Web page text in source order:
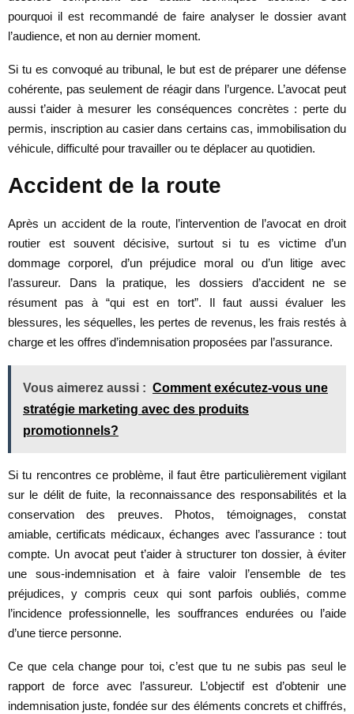
pourquoi il est recommandé de faire analyser le dossier avant
l’audience, et non au dernier moment.
Si tu es convoqué au tribunal, le but est de préparer une défense
cohérente, pas seulement de réagir dans l’urgence. L’avocat peut
aussi t’aider à mesurer les conséquences concrètes : perte du
permis, inscription au casier dans certains cas, immobilisation du
véhicule, difficulté pour travailler ou te déplacer au quotidien.
Accident de la route
Après un accident de la route, l’intervention de l’avocat en droit
routier est souvent décisive, surtout si tu es victime d’un
dommage corporel, d’un préjudice moral ou d’un litige avec
l’assureur. Dans la pratique, les dossiers d’accident ne se
résument pas à “qui est en tort”. Il faut aussi évaluer les
blessures, les séquelles, les pertes de revenus, les frais restés à
charge et les offres d’indemnisation proposées par l’assurance.
Vous aimerez aussi : Comment exécutez-vous une
stratégie marketing avec des produits
promotionnels?
Si tu rencontres ce problème, il faut être particulièrement vigilant
sur le délit de fuite, la reconnaissance des responsabilités et la
conservation des preuves. Photos, témoignages, constat
amiable, certificats médicaux, échanges avec l’assurance : tout
compte. Un avocat peut t’aider à structurer ton dossier, à éviter
une sous-indemnisation et à faire valoir l’ensemble de tes
préjudices, y compris ceux qui sont parfois oubliés, comme
l’incidence professionnelle, les souffrances endurées ou l’aide
d’une tierce personne.
Ce que cela change pour toi, c’est que tu ne subis pas seul le
rapport de force avec l’assureur. L’objectif est d’obtenir une
indemnisation juste, fondée sur des éléments concrets et chiffrés,